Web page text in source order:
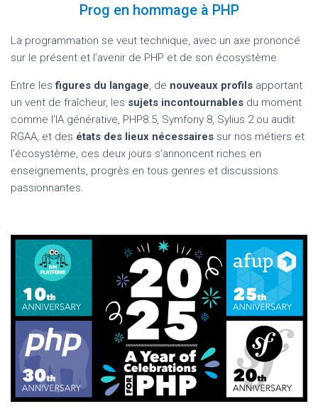
Prog en hommage à PHP
La programmation se veut technique, avec un axe prononcé
sur le présent et l’avenir de PHP et de son écosystème.
Entre lesfigures du langage, de nouveaux profils apportant
un vent de fraîcheur, les sujets incontournables du moment
comme l’IA générative, PHP8.5, Symfony 8, Sylius 2 ou audit
RGAA, et des états des lieux nécessaires sur nos métiers et
l’écosystème, ces deux jours s’annoncent riches en
enseignements, progrès en tous genres et discussions
passionnantes.